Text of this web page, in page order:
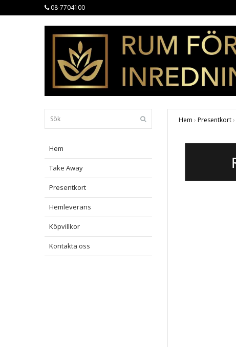
08-7704100
Hem
Take Away
Presentkort
Hemleverans
Köpvillkor
Kontakta oss
Hem › Presentkort›